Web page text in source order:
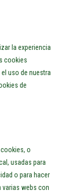
la experiencia
cookies
uso de nuestra
de
o
usadas para
o para hacer
varias webs con